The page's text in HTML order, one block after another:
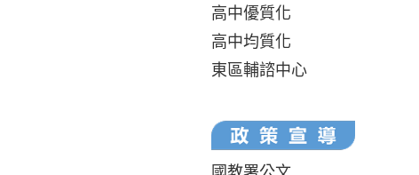
高中優質化
高中均質化
東區輔諮中心